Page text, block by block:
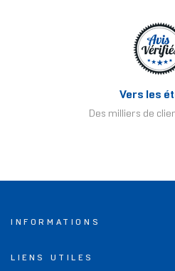
Vers les
Des milliers de
INFORMATIONS
LIENS UTILES